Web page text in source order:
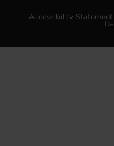
Accessibility Statement